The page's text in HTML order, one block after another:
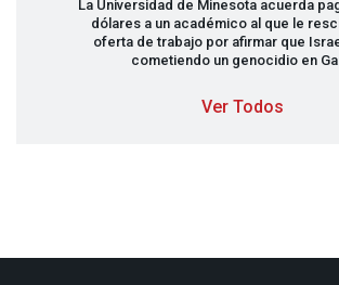
La Universidad de Minesota acuerda
dólares a un académico al que le
oferta de trabajo por afirmar que
cometiendo un genocidio en
Ver Todos